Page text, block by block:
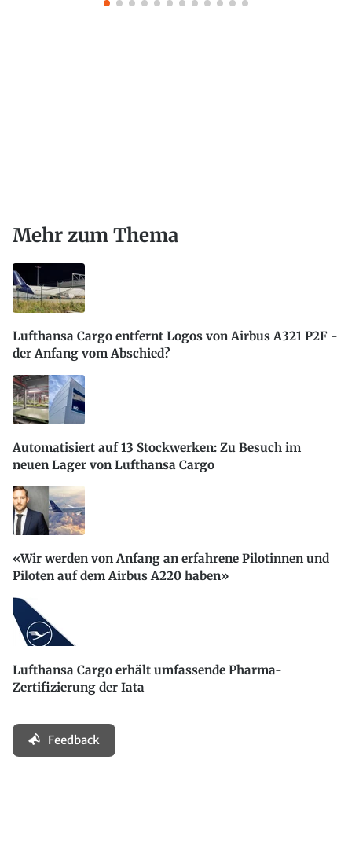
Mehr zum Thema
Lufthansa Cargo entfernt Logos von Airbus A321 P2F -
der Anfang vom Abschied?
Automatisiert auf 13 Stockwerken: Zu Besuch im
neuen Lager von Lufthansa Cargo
«Wir werden von Anfang an erfahrene Pilotinnen und
Piloten auf dem Airbus A220 haben»
Lufthansa Cargo erhält umfassende Pharma-
Zertifizierung der Iata
Feedback